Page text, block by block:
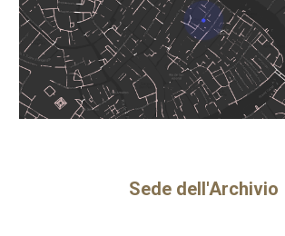
Sede dell'Archivio